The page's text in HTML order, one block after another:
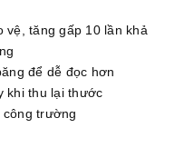
tăng gấp 10 lần khả
để dễ đọc hơn
khi thu lại thước
công trường